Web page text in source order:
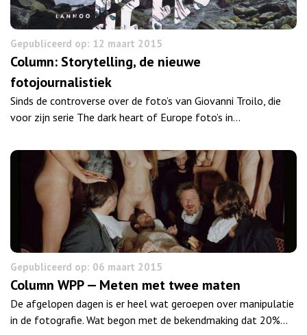
Gepubliceerd op: 12 maart 2015
Column: Storytelling, de nieuwe
fotojournalistiek
Sinds de controverse over de foto’s van Giovanni Troilo, die
voor zijn serie The dark heart of Europe foto’s in…
Gepubliceerd op: 06 maart 2015
Column WPP — Meten met twee maten
De afgelopen dagen is er heel wat geroepen over manipulatie
in de fotografie. Wat begon met de bekendmaking dat 20%…